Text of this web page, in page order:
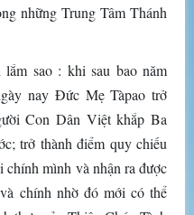
những Trung Tâm Thánh
sao : khi sau bao năm
nay Đức Mẹ Tàpao trở
Con Dân Việt khắp Ba
trở thành điểm quy chiếu
chính mình và nhận ra được
chính nhờ đó mới có thể